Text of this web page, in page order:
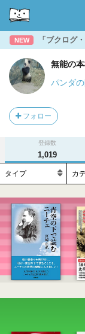
NEW 「ブクログ
無能の本
パンダ
フォロー
登録数
1,019